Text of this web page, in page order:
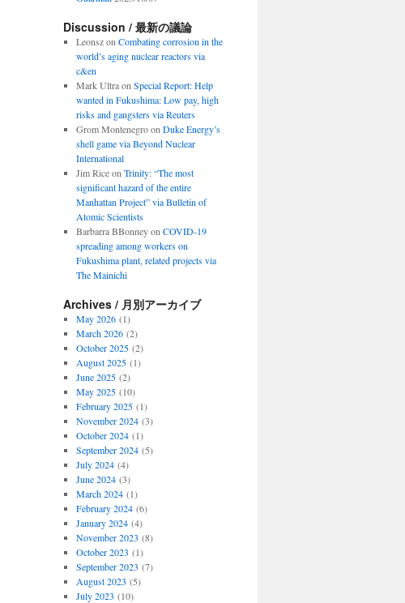
Discussion / 最新の議論
Leonszon Combating corrosion in the
world’s aging nuclear reactors via
c&en
Mark Ultraon Special Report: Help
wanted in Fukushima: Low pay, high
risks and gangsters via Reuters
Grom Montenegroon Duke Energy’s
shell game via Beyond Nuclear
International
Jim Riceon Trinity: “The most
significant hazard of the entire
Manhattan Project” via Bulletin of
Atomic Scientists
Barbarra BBonneyon COVID-19
spreading among workers on
Fukushima plant, related projects via
The Mainichi
Archives / 月別アーカイブ
May 2026(1)
March 2026(2)
October 2025(2)
August 2025(1)
June 2025(2)
May 2025(10)
February 2025(1)
November 2024(3)
October 2024(1)
September 2024(5)
July 2024(4)
June 2024(3)
March 2024(1)
February 2024(6)
January 2024(4)
November 2023 (8)
October 2023 (1)
September 2023 (7)
August 2023 (5)
July 2023 (10)